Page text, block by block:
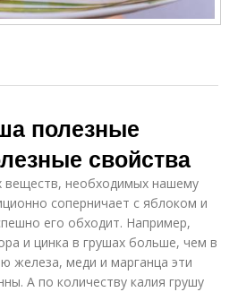
полезные
свойства
необходимых нашему
соперничает с яблоком и
его обходит. Например,
и цинка в грушах больше, чем в
железа, меди и марганца эти
А по количеству калия грушу